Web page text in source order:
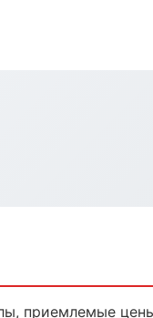
приемлемые